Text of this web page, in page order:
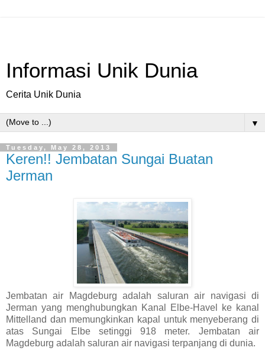
Informasi Unik Dunia
Cerita Unik Dunia
▼
Tuesday, May 28, 2013
Keren!! Jembatan Sungai Buatan
Jerman
Jembatan air Magdeburg adalah saluran air navigasi di
Jerman yang menghubungkan Kanal Elbe-Havel ke kanal
Mittelland dan memungkinkan kapal untuk menyeberang di
atas Sungai Elbe setinggi 918 meter. Jembatan air
Magdeburg adalah saluran air navigasi terpanjang di dunia.